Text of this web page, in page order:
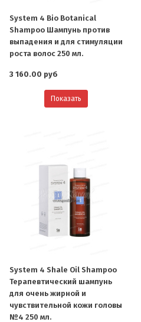
System 4 Bio Botanical
Shampoo Шампунь против
выпадения и для стимуляции
роста волос 250 мл.
3 160.00 руб
Показать
System 4 Shale Oil Shampoo
Терапевтический шампунь
для очень жирной и
чувствительной кожи головы
№4 250 мл.